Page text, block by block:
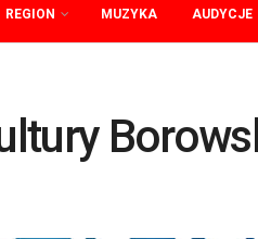
REGION MUZYKA AUDYCJE